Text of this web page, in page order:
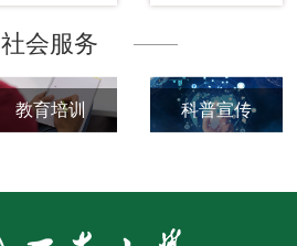
自然科考行
大圆祥博物
馆
社会服务
教育培训 科普宣传